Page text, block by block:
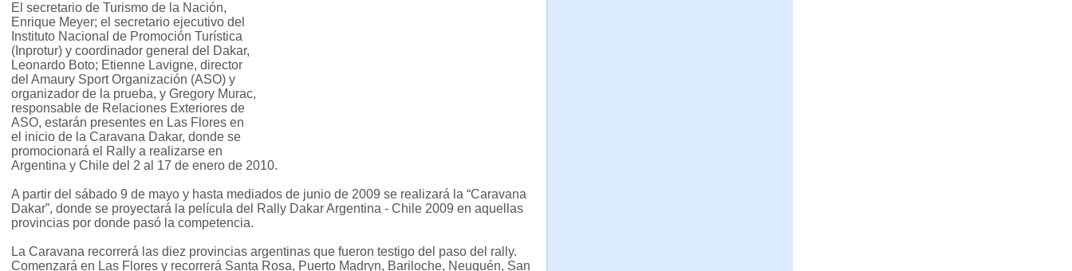
El secretario de Turismo de la Nación,
Enrique Meyer; el secretario ejecutivo del
Instituto Nacional de Promoción Turística
(Inprotur) y coordinador general del Dakar,
Leonardo Boto; Etienne Lavigne, director
del Amaury Sport Organización (ASO) y
organizador de la prueba, y Gregory Murac,
responsable de Relaciones Exteriores de
ASO, estarán presentes en Las Flores en
el inicio de la Caravana Dakar, donde se
promocionará el Rally a realizarse en
Argentina y Chile del 2 al 17 de enero de 2010.
A partir del sábado 9 de mayo y hasta mediados de junio de 2009 se realizará la “Caravana
Dakar”, donde se proyectará la película del Rally Dakar Argentina - Chile 2009 en aquellas
provincias por donde pasó la competencia.
La Caravana recorrerá las diez provincias argentinas que fueron testigo del paso del rally.
Comenzará en Las Flores y recorrerá Santa Rosa, Puerto Madryn, Bariloche, Neuquén, San